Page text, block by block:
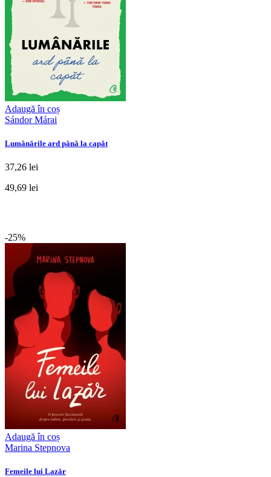
Adaugă în coș
Sándor Márai
Lumânările ard până la capăt
37,26 lei
49,69 lei
-25%
Adaugă în coș
Marina Stepnova
Femeile lui Lazăr